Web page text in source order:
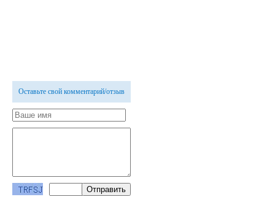
Оставьте свой комментарий/отзыв